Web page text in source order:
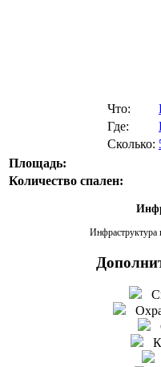
Что:
Где:
Сколько:
Площадь:
Количество спален:
Инфраструктура